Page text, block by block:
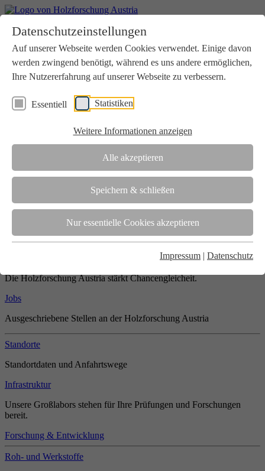
Datenschutzeinstellungen
Auf unserer Webseite werden Cookies verwendet. Einige davon
werden zwingend benötigt, während es uns andere ermöglichen,
Ihre Nutzererfahrung auf unserer Webseite zu verbessern.
Essentiell Statistiken
Weitere Informationen anzeigen
Alle akzeptieren
Speichern & schließen
Nur essentielle Cookies akzeptieren
Impressum | Datenschutz
Aktuelles
Downloads
Kontakt
Login
Verein
Wir unterstützen die Interessen der Holzbranche in enger
Zusammenarbeit mit Wissenschaft und Wirtschaft.
Die Holzforschung Austria ist akkreditierte Prüf-, Inspektions- und
Team
Unsere gesamte Kompetenz ist in unseren Mitarbeiter:innen
gebündelt
Die Holzforschung Austria stärkt Chancengleicheit.
Jobs
Ausgeschriebene Stellen an der Holzforschung Austria
Standorte
Standortdaten und Anfahrtswege
Infrastruktur
Unsere Großlabors stehen für Ihre Prüfungen und Forschungen
bereit.
Forschung & Entwicklung
Roh- und Werkstoffe